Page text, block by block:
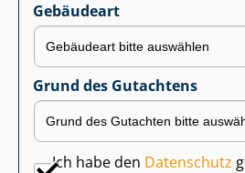
Gebäudeart
Grund des Gutachtens
Ich habe den Datenschutz